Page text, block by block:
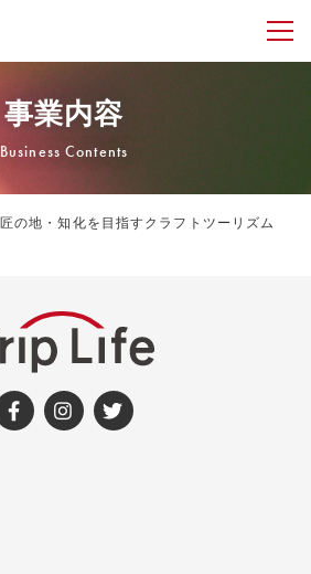
事業内容
Business Contents
匠の地・知化を目指すクラフトツーリズム